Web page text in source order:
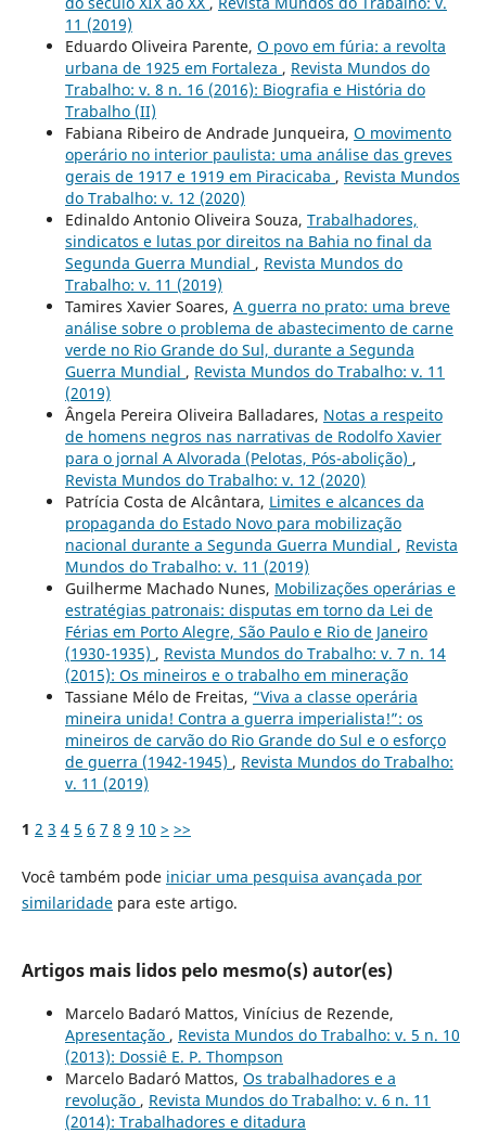
11 (2019)
Eduardo Oliveira Parente, O povo em fúria: a revolta
urbana de 1925 em Fortaleza , Revista Mundos do
Trabalho: v. 8 n. 16 (2016): Biografia e História do
Trabalho (II)
Fabiana Ribeiro de Andrade Junqueira, O movimento
operário no interior paulista: uma análise das greves
gerais de 1917 e 1919 em Piracicaba , Revista Mundos
do Trabalho: v. 12 (2020)
Edinaldo Antonio Oliveira Souza, Trabalhadores,
sindicatos e lutas por direitos na Bahia no final da
Segunda Guerra Mundial , Revista Mundos do
Trabalho: v. 11 (2019)
Tamires Xavier Soares, A guerra no prato: uma breve
análise sobre o problema de abastecimento de carne
verde no Rio Grande do Sul, durante a Segunda
Guerra Mundial , Revista Mundos do Trabalho: v. 11
(2019)
Ângela Pereira Oliveira Balladares, Notas a respeito
de homens negros nas narrativas de Rodolfo Xavier
para o jornal A Alvorada (Pelotas, Pós-abolição) ,
Revista Mundos do Trabalho: v. 12 (2020)
Patrícia Costa de Alcântara, Limites e alcances da
propaganda do Estado Novo para mobilização
nacional durante a Segunda Guerra Mundial , Revista
Mundos do Trabalho: v. 11 (2019)
Guilherme Machado Nunes, Mobilizações operárias e
estratégias patronais: disputas em torno da Lei de
Férias em Porto Alegre, São Paulo e Rio de Janeiro
(1930-1935) , Revista Mundos do Trabalho: v. 7 n. 14
(2015): Os mineiros e o trabalho em mineração
Tassiane Mélo de Freitas, “Viva a classe operária
mineira unida! Contra a guerra imperialista!”: os
mineiros de carvão do Rio Grande do Sul e o esforço
de guerra (1942-1945) , Revista Mundos do Trabalho:
v. 11 (2019)
1 2 3 4 5 6 7 8 9 10 > >>
Você também pode iniciar uma pesquisa avançada por
similaridadepara este artigo.
Artigos mais lidos pelo mesmo(s) autor(es)
Marcelo Badaró Mattos, Vinícius de Rezende,
Apresentação , Revista Mundos do Trabalho: v. 5 n. 10
(2013): Dossiê E. P. Thompson
Marcelo Badaró Mattos, Os trabalhadores e a
revolução , Revista Mundos do Trabalho: v. 6 n. 11
(2014): Trabalhadores e ditadura